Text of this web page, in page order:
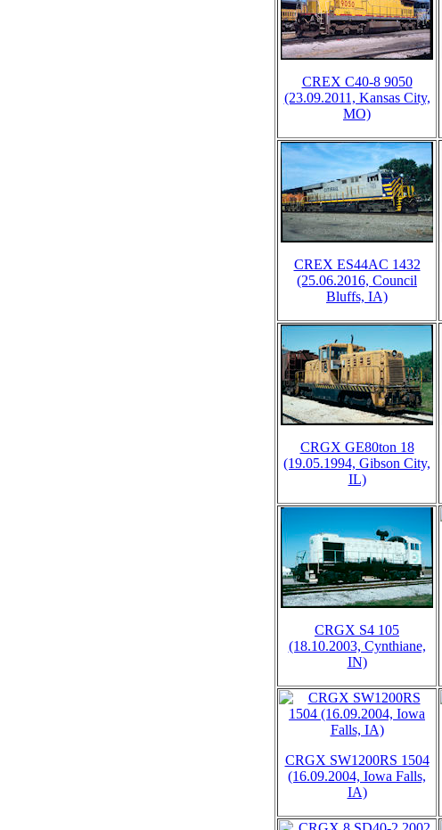
CREX C40-8 9050
(23.09.2011, Kansas City,
MO)
CREX ES44AC 1432
(25.06.2016, Council
Bluffs, IA)
CRGX GE80ton 18
(19.05.1994, Gibson City,
IL)
CRGX S4 105
(18.10.2003, Cynthiane,
IN)
CRGX SW1200RS 1504
(16.09.2004, Iowa Falls,
IA)